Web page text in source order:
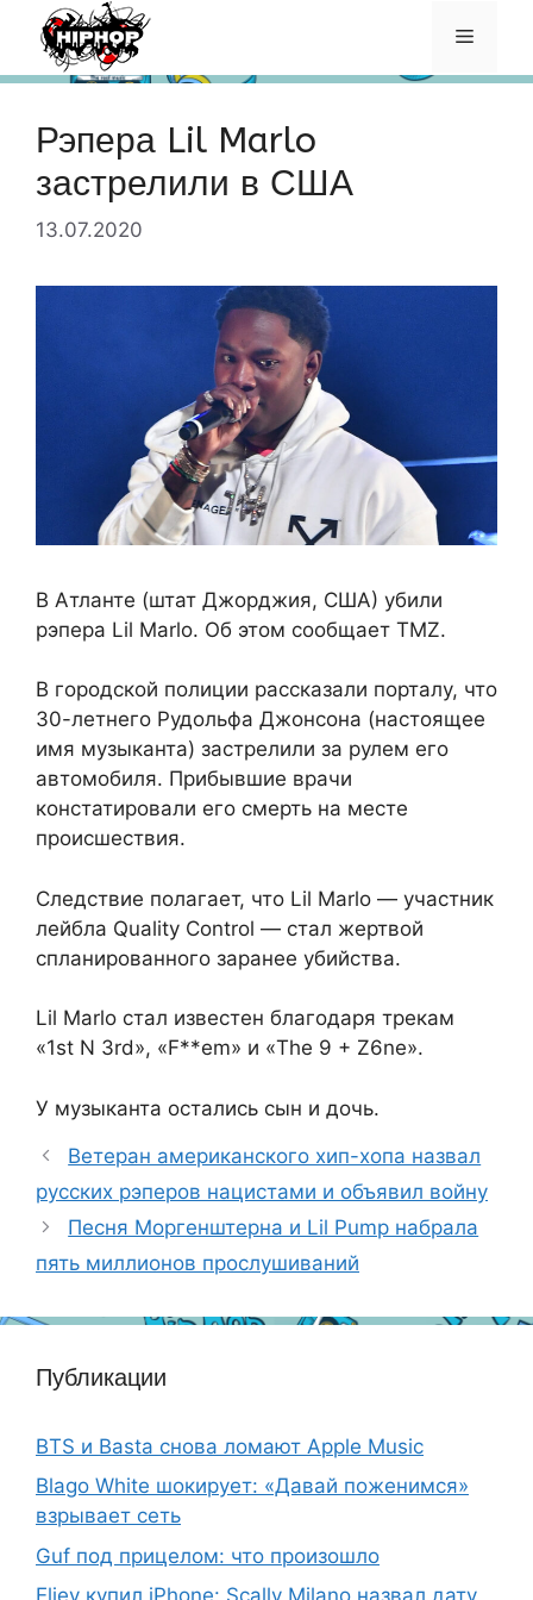
Перейти
содержимому
Меню
Рэпера Lil Marlo
застрелили в США
13.07.2020
В Атланте (штат Джорджия, США) убили
рэпера Lil Marlo. Об этом сообщает TMZ.
В городской полиции рассказали порталу, что
30-летнего Рудольфа Джонсона (настоящее
имя музыканта) застрелили за рулем его
автомобиля. Прибывшие врачи
констатировали его смерть на месте
происшествия.
Следствие полагает, что Lil Marlo — участник
лейбла Quality Control — стал жертвой
спланированного заранее убийства.
Lil Marlo стал известен благодаря трекам
«1st N 3rd», «F**em» и «The 9 + Z6ne».
У музыканта остались сын и дочь.
Ветеран американского хип-хопа назвал
русских рэперов нацистами и объявил войну
Песня Моргенштерна и Lil Pump набрала
пять миллионов прослушиваний
Публикации
BTS и Basta снова ломают Apple Music
Blago White шокирует: «Давай поженимся»
взрывает сеть
Guf под прицелом: что произошло